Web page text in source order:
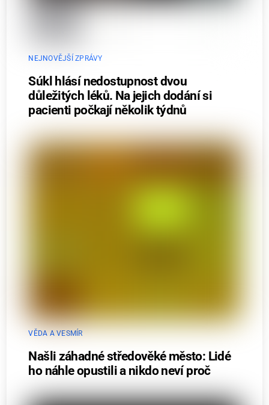
NEJNOVĚJŠÍ ZPRÁVY
Súkl hlásí nedostupnost dvou
důležitých léků. Na jejich dodání si
pacienti počkají několik týdnů
VĚDA A VESMÍR
Našli záhadné středověké město: Lidé
ho náhle opustili a nikdo neví proč